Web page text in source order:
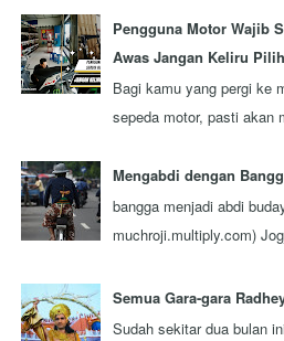
Pengguna Motor Wajib
Awas Jangan Keliru
Bagi kamu yang pergi ke
sepeda motor, pasti akan
Mengabdi dengan
bangga menjadi abdi
muchroji.multiply.com)
keistim...
Semua Gara-gara
Sudah sekitar dua bulan